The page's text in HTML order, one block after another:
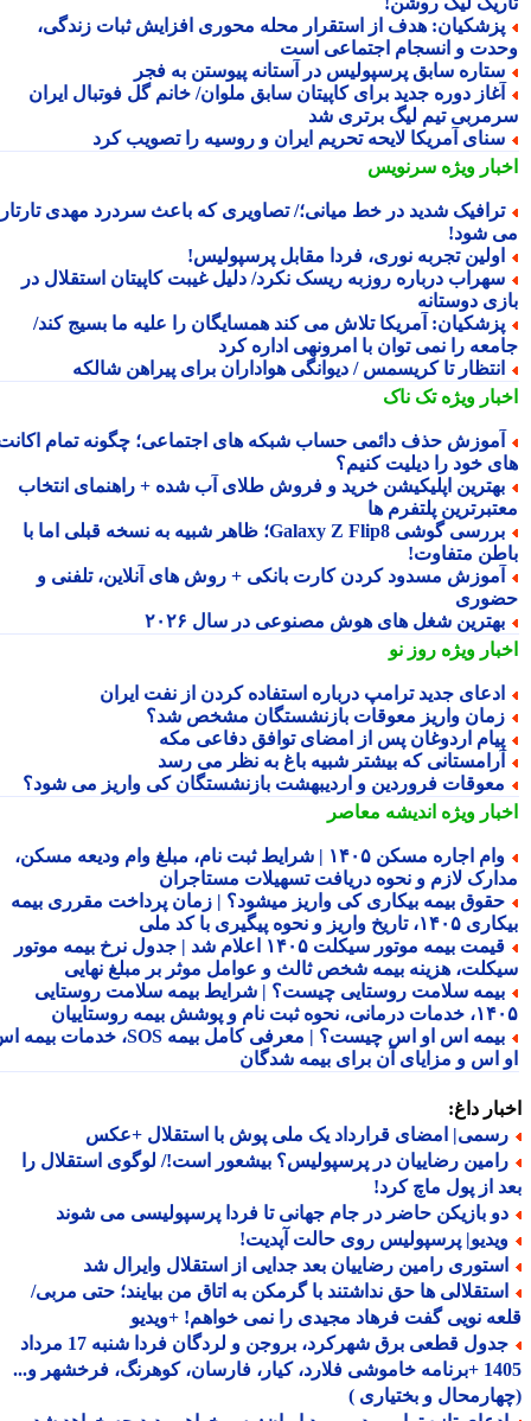
هدف از استقرار محله محوری افزایش ثبات زندگی،
و انسجام اجتماعی است
سابق پرسپولیس در آستانه پیوستن به فجر
دوره جدید برای کاپیتان سابق ملوان/ خانم گل فوتبال ایران
تیم لیگ برتری شد
آمریکا لایحه تحریم ایران و روسیه را تصویب کرد
ویژهسرنویس
شدید در خط میانی؛/ تصاویری که باعث سردرد مهدی تارتار
شود!
تجربه نوری، فردا مقابل پرسپولیس!
درباره روزبه ریسک نکرد/ دلیل غیبت کاپیتان استقلال در
دوستانه
آمریکا تلاش می کند همسایگان را علیه ما بسیج کند/
را نمی توان با امرونهی اداره کرد
تا کریسمس / دیوانگی هواداران برای پیراهن شالکه
ویژهتک ناک
حذف دائمی حساب شبکه های اجتماعی؛ چگونه تمام اکانت
خود را دیلیت کنیم؟
اپلیکیشن خرید و فروش طلای آب شده + راهنمای انتخاب
پلتفرم ها
بررسی گوشی Galaxy Z Flip8؛ ظاهر شبیه به نسخه قبلی اما با
متفاوت!
مسدود کردن کارت بانکی + روش های آنلاین، تلفنی و
شغل های هوش مصنوعی در سال ۲۰۲۶
ویژهروز نو
جدید ترامپ درباره استفاده کردن از نفت ایران
واریز معوقات بازنشستگان مشخص شد؟
اردوغان پس از امضای توافق دفاعی مکه
که بیشتر شبیه باغ به نظر می رسد
فروردین و اردیبهشت بازنشستگان کی واریز می شود؟
ویژهاندیشه معاصر
وام اجاره مسکن ۱۴۰۵ | شرایط ثبت نام، مبلغ وام ودیعه مسکن،
لازم و نحوه دریافت تسهیلات مستاجران
بیمه بیکاری کی واریز میشود؟ | زمان پرداخت مقرری بیمه
واریز و نحوه پیگیری با کد ملی
قیمت بیمه موتور سیکلت ۱۴۰۵ اعلام شد | جدول نرخ بیمه موتور
هزینه بیمه شخص ثالث و عوامل موثر بر مبلغ نهایی
سلامت روستایی چیست؟ | شرایط بیمه سلامت روستایی
نام و پوشش بیمه روستاییان
بیمه اس او اس چیست؟ | معرفی کامل بیمه SOS، خدمات بیمه اس
اس و مزایای آن برای بیمه شدگان
داغ:
امضای قرارداد یک ملی پوش با استقلال +عکس
رضاییان در پرسپولیس؟ بیشعور است!/ لوگوی استقلال را
از پول ماچ کرد!
بازیکن حاضر در جام جهانی تا فردا پرسپولیسی می شوند
پرسپولیس روی حالت آپدیت!
رامین رضاییان بعد جدایی از استقلال وایرال شد
ها حق نداشتند با گرمکن به اتاق من بیایند؛ حتی مربی/
نویی گفت فرهاد مجیدی را نمی خواهم! +ویدیو
جدول قطعی برق شهرکرد، بروجن و لردگان فردا شنبه 17 مرداد
1405 +برنامه خاموشی فلارد، کیار، فارسان، کوهرنگ، فرخشهر و...
و بختیاری )